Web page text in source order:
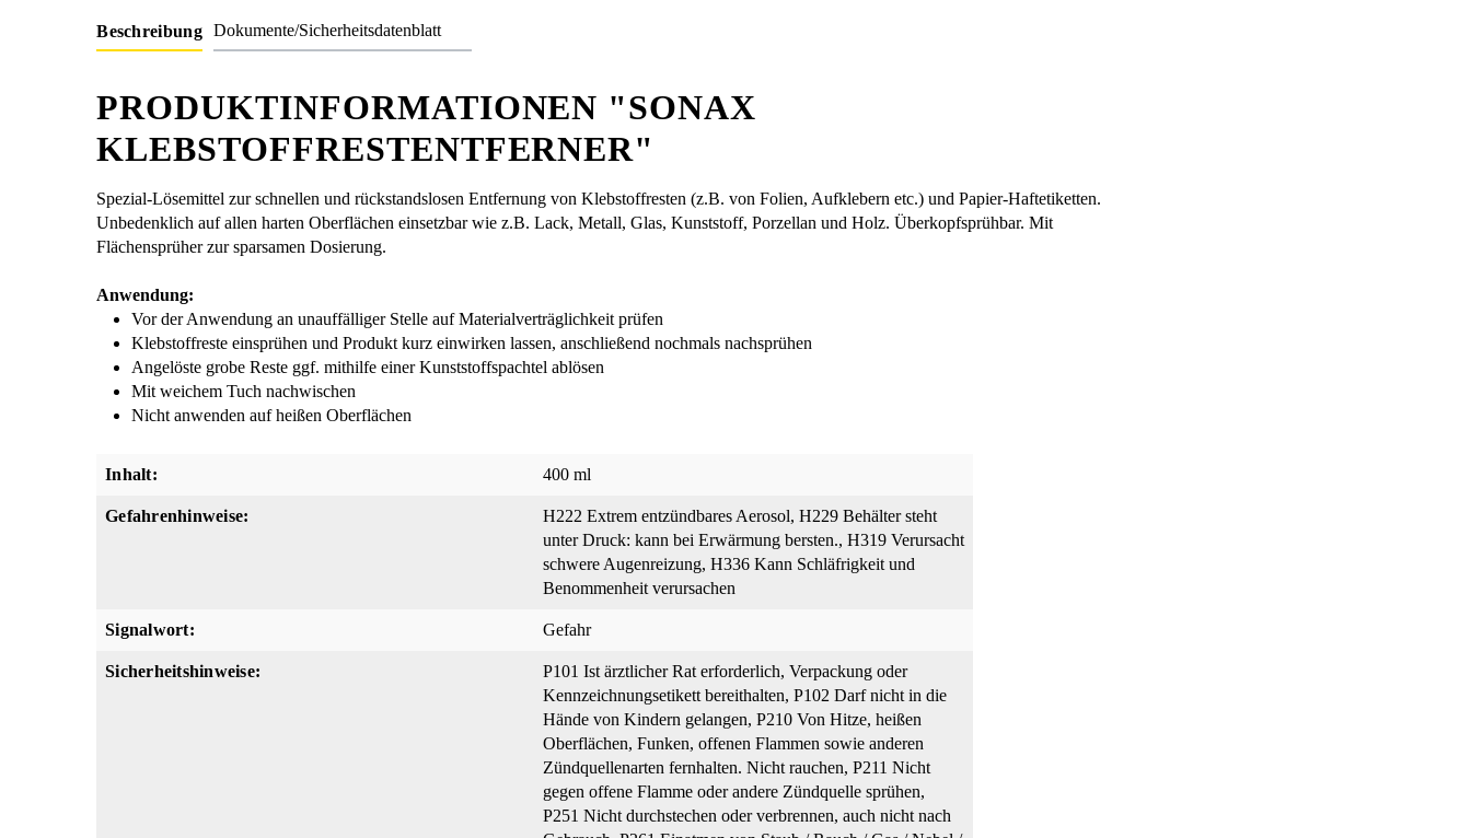
Beschreibung Dokumente/Sicherheitsdatenblatt
PRODUKTINFORMATIONEN "SONAX
KLEBSTOFFRESTENTFERNER"
Spezial-Lösemittel zur schnellen und rückstandslosen Entfernung von Klebstoffresten (z.B. von Folien, Aufklebern etc.) und Papier-Haftetiketten.
Unbedenklich auf allen harten Oberflächen einsetzbar wie z.B. Lack, Metall, Glas, Kunststoff, Porzellan und Holz. Überkopfsprühbar. Mit
Flächensprüher zur sparsamen Dosierung.
Anwendung:
Vor der Anwendung an unauffälliger Stelle auf Materialverträglichkeit prüfen
Klebstoffreste einsprühen und Produkt kurz einwirken lassen, anschließend nochmals nachsprühen
Angelöste grobe Reste ggf. mithilfe einer Kunststoffspachtel ablösen
Mit weichem Tuch nachwischen
Nicht anwenden auf heißen Oberflächen
Inhalt: 400 ml
Gefahrenhinweise: H222 Extrem entzündbares Aerosol, H229 Behälter steht
unter Druck: kann bei Erwärmung bersten., H319 Verursacht
schwere Augenreizung, H336 Kann Schläfrigkeit und
Benommenheit verursachen
Signalwort: Gefahr
Sicherheitshinweise:
P101 Ist ärztlicher Rat erforderlich, Verpackung oder
Kennzeichnungsetikett bereithalten, P102 Darf nicht in die
Hände von Kindern gelangen, P210 Von Hitze, heißen
Oberflächen, Funken, offenen Flammen sowie anderen
Zündquellenarten fernhalten. Nicht rauchen, P211 Nicht
gegen offene Flamme oder andere Zündquelle sprühen,
P251 Nicht durchstechen oder verbrennen, auch nicht nach